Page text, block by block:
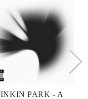
PARK - A